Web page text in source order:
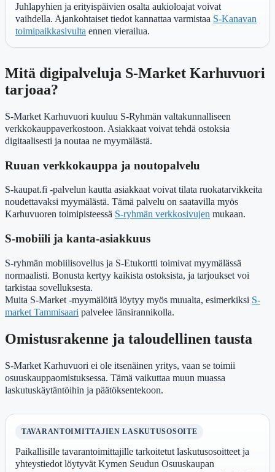
Juhlapyhien ja erityispäivien osalta aukioloajat voivat
vaihdella. Ajankohtaiset tiedot kannattaa varmistaa S-Kanavan
toimipaikkasivulta ennen vierailua.
Mitä digipalveluja S-Market Karhuvuori
tarjoaa?
S-Market Karhuvuori kuuluu S-Ryhmän valtakunnalliseen
verkkokauppaverkostoon. Asiakkaat voivat tehdä ostoksia
digitaalisesti ja noutaa ne myymälästä.
Ruuan verkkokauppa ja noutopalvelu
S-kaupat.fi -palvelun kautta asiakkaat voivat tilata ruokatarvikkeita
noudettavaksi myymälästä. Tämä palvelu on saatavilla myös
Karhuvuoren toimipisteessä S-ryhmän verkkosivujen mukaan.
S-mobiili ja kanta-asiakkuus
S-ryhmän mobiilisovellus ja S-Etukortti toimivat myymälässä
normaalisti. Bonusta kertyy kaikista ostoksista, ja tarjoukset voi
tarkistaa sovelluksesta.
Muita S-Market -myymälöitä löytyy myös muualta, esimerkiksi S-
market Tammisaari palvelee länsirannikolla.
Omistusrakenne ja taloudellinen tausta
S-Market Karhuvuori ei ole itsenäinen yritys, vaan se toimii
osuuskauppaomistuksessa. Tämä vaikuttaa muun muassa
laskutuskäytäntöihin ja päätöksentekoon.
TAVARANTOIMITTAJIEN LASKUTUSOSOITE
Paikallisille tavarantoimittajille tarkoitetut laskutusosoitteet ja
yhteystiedot löytyvät Kymen Seudun Osuuskaupan